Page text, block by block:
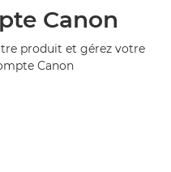
Canon
produit et gérez votre
Canon